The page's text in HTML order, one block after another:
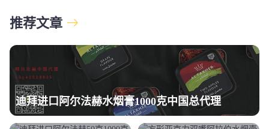
推荐文章
迪拜进口阿尔法赫水烟膏1000克中国总代理